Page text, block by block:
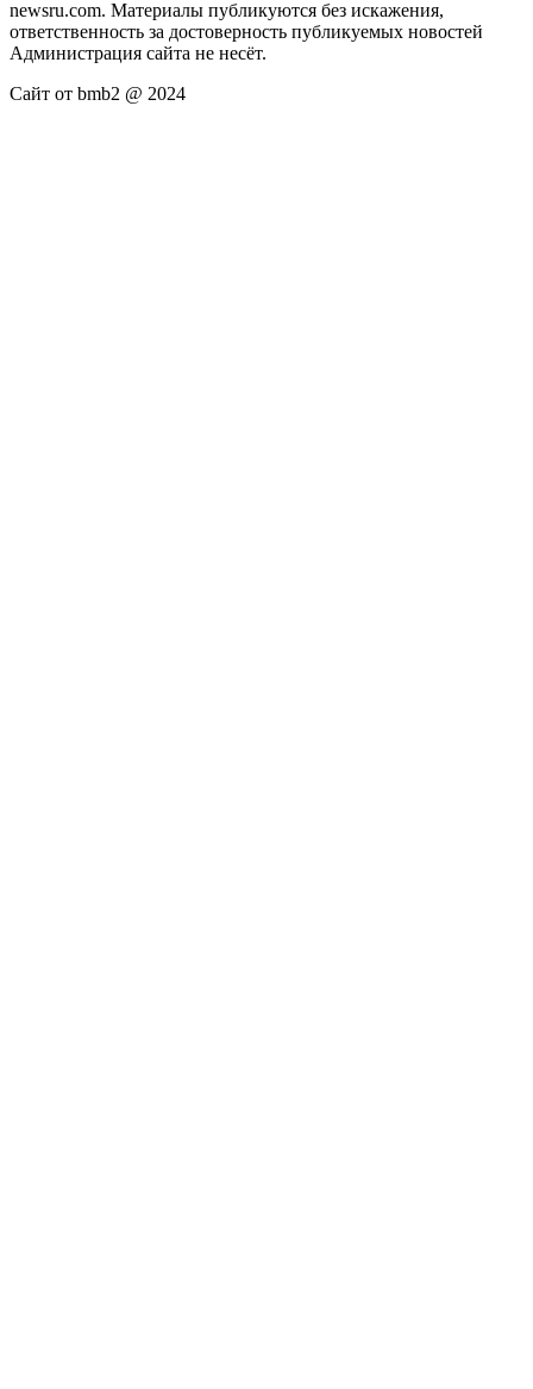
newsru.com. Материалы публикуются без искажения,
ответственность за достоверность публикуемых новостей
Администрация сайта не несёт.
Сайт от bmb2 @ 2024